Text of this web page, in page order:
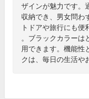
ザインが魅力です。
収納でき、男女問わ
トドアや旅行にも
。ブラックカラーは
用できます。機能性
クは、毎日の生活や